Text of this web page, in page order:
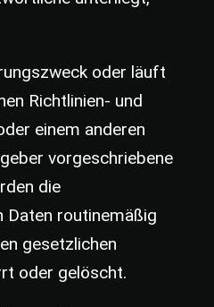
oder läuft
Richtlinien- und
einem anderen
vorgeschriebene
die
Daten routinemäßig
gesetzlichen
oder gelöscht.